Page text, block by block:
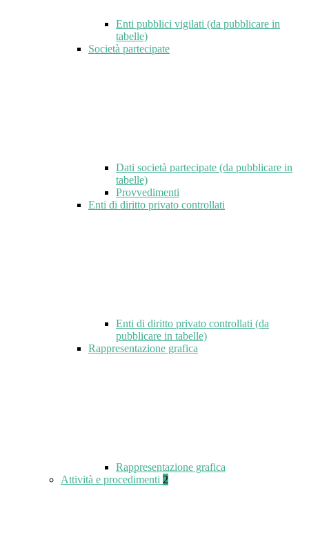
Enti pubblici vigilati (da pubblicare in
tabelle)
Società partecipate
Dati società partecipate (da pubblicare in
tabelle)
Provvedimenti
Enti di diritto privato controllati
Enti di diritto privato controllati (da
pubblicare in tabelle)
Rappresentazione grafica
Rappresentazione grafica
Attività e procedimenti 2